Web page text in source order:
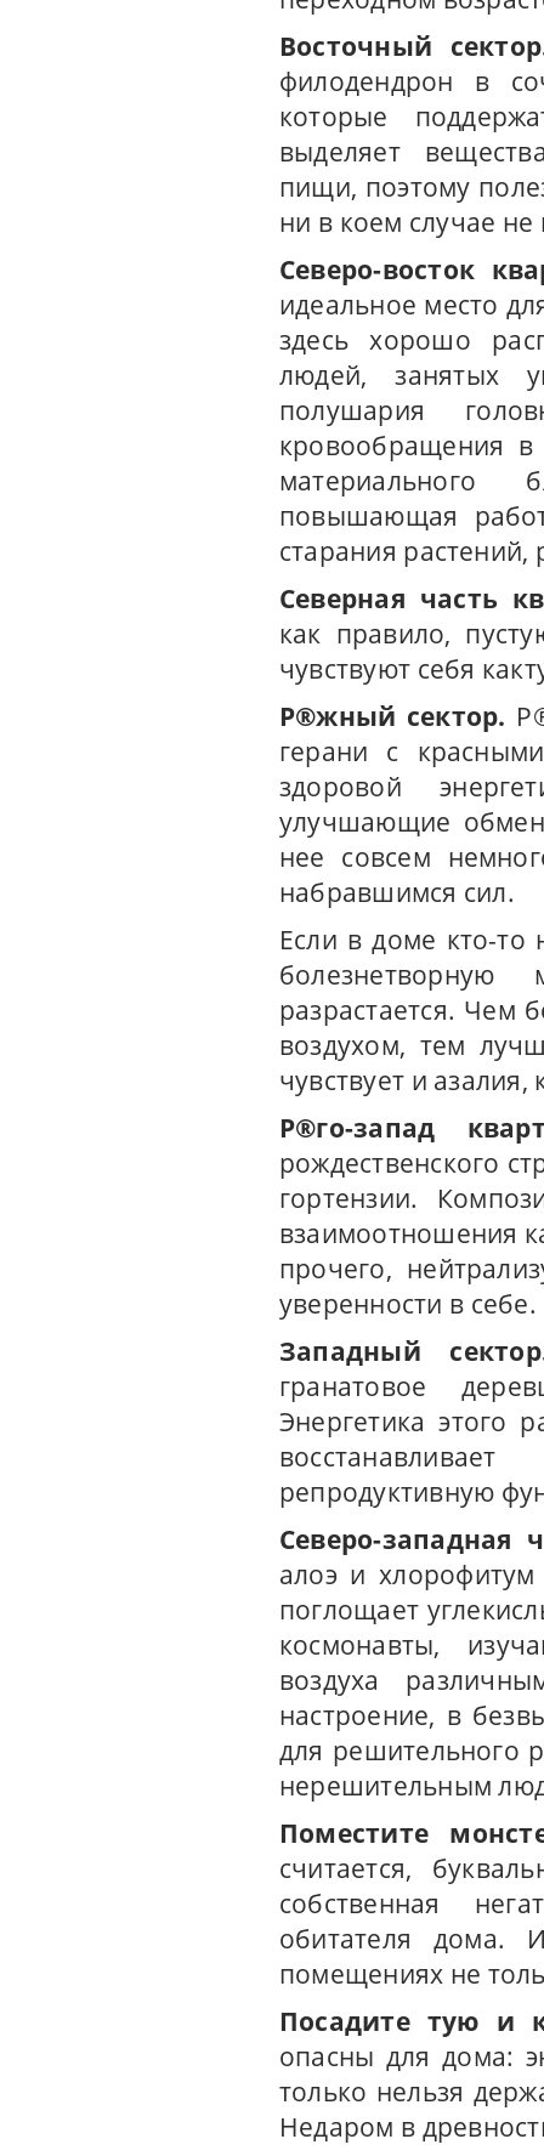
Восточный
филодендрон в
которые
выделяет
пищи, поэтому
ни в коем случае
Северо-восток
идеальное место
здесь хорошо
людей, занятых
полушария
кровообращения
материального
повышающая
старания
Северная часть
как правило,
чувствуют себя
Р®жный сектор.
герани с
здоровой
улучшающие обмен
нее совсем
набравшимся сил.
Если в доме кто-то
разрастается. Чем
воздухом, тем
чувствует и
Р®го-запад
рождественского
гортензии.
взаимоотношения
прочего,
уверенности в себе.
Западный
гранатовое
Энергетика этого
репродуктивную
Северо-западная
алоэ и
поглощает
космонавты,
воздуха
настроение, в
для решительного
нерешительным
Поместите
считается,
собственная
обитателя дома.
помещениях не
Посадите тую и
опасны для дома:
только нельзя
Недаром в